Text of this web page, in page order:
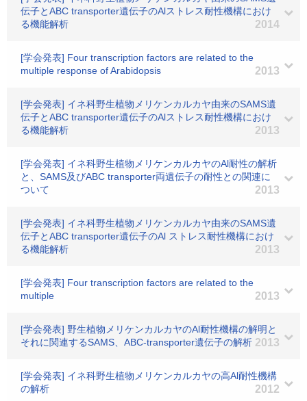
伝子とABC transporter遺伝子のAlストレス耐性機構におけ
る機能解析
2014
[学会発表] Four transcription factors are related to the
multiple response of Arabidopsis
2013
[学会発表] イネ科野生植物メリケンカルカヤ由来のSAMS遺
伝子とABC transporter遺伝子のAlストレス耐性機構におけ
る機能解析
2013
[学会発表] イネ科野生植物メリケンカルカヤのAl耐性の解析
と、SAMS及びABC transporter両遺伝子の耐性との関連に
ついて
2013
[学会発表] イネ科野生植物メリケンカルカヤ由来のSAMS遺
伝子とABC transporter遺伝子のAl ストレス耐性機構におけ
る機能解析
2013
[学会発表] Four transcription factors are related to the
multiple
2013
[学会発表] 野生植物メリケンカルカヤのAl耐性機構の解明と
それに関連するSAMS、ABC-transporter遺伝子の解析 2013
[学会発表] イネ科野生植物メリケンカルカヤの高Al耐性機構
の解析
2012